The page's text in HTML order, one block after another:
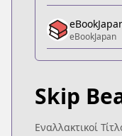
Anime-Planet
https://
eBookJapan
eBookJapan
Kitsu
Kitsu
https://
eBookJapan
Skip
Εναλλακτικοί